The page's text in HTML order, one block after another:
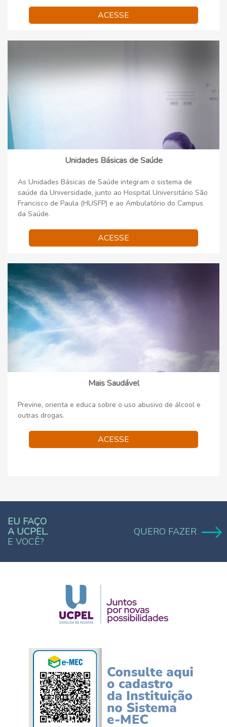
ACESSE
Unidades Básicas de Saúde
As Unidades Básicas de Saúde integram o sistema de
saúde da Universidade, junto ao Hospital Universitário São
Francisco de Paula (HUSFP) e ao Ambulatório do Campus
da Saúde.
ACESSE
Mais Saudável
Previne, orienta e educa sobre o uso abusivo de álcool e
outras drogas.
ACESSE
EU FAÇO
A UCPEL.
E VOCÊ?
QUERO FAZER